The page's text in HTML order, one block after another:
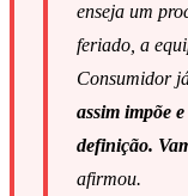
enseja um
feriado, a
Consumidor
assim impõe
definição.
afirmou.